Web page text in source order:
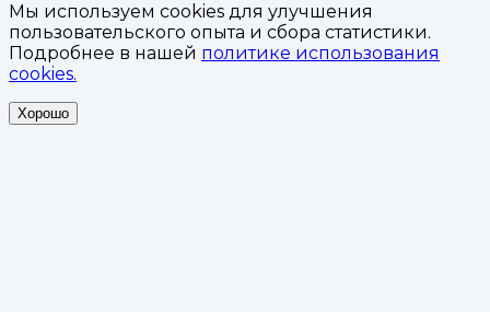
Мы используем cookies для улучшения
пользовательского опыта и сбора статистики.
Подробнее в нашей политике использования
cookies.
Хорошо